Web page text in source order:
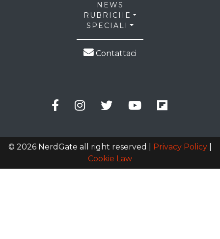
NEWS
RUBRICHE
SPECIALI
Contattaci
© 2026 NerdGate all right reserved | Privacy Policy
Cookie Law